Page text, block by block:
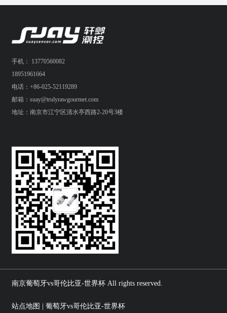
手机： 13770560082
18951961664
电话：+86-025-52119289
邮箱：suay@trulyrawgourmet.com
地址：南京市江宁区清水亭西路2-20号3楼
南京葡萄牙vs哥伦比亚-世界杯 All rights reserved.
站点地图 | 葡萄牙vs哥伦比亚-世界杯